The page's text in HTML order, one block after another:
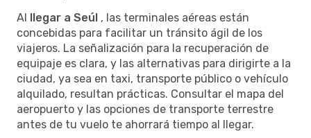
Al llegar a Seúl , las terminales aéreas están
concebidas para facilitar un tránsito ágil de los
viajeros. La señalización para la recuperación de
equipaje es clara, y las alternativas para dirigirte a la
ciudad, ya sea en taxi, transporte público o vehículo
alquilado, resultan prácticas. Consultar el mapa del
aeropuerto y las opciones de transporte terrestre
antes de tu vuelo te ahorrará tiempo al llegar.